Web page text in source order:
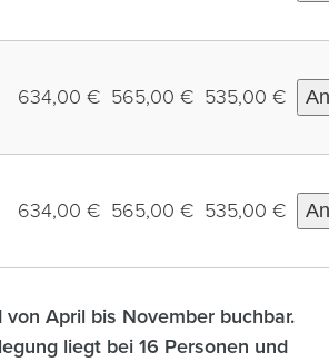
634,00 € 565,00 € 535,00 €
634,00 € 565,00 € 535,00 €
April bis November buchbar.
liegt bei 16 Personen und